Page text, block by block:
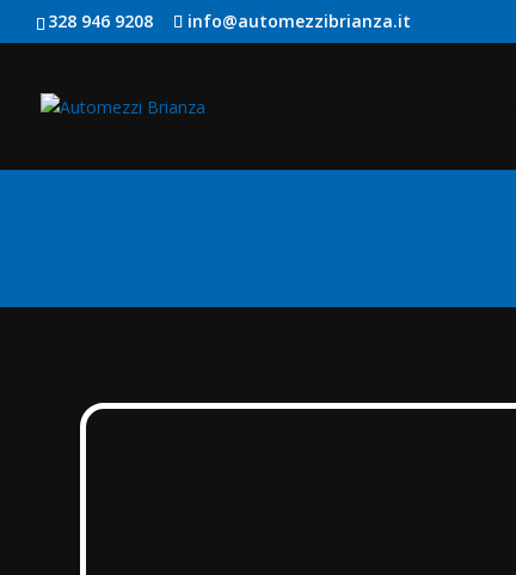
328 946 9208 info@automezzibrianza.it